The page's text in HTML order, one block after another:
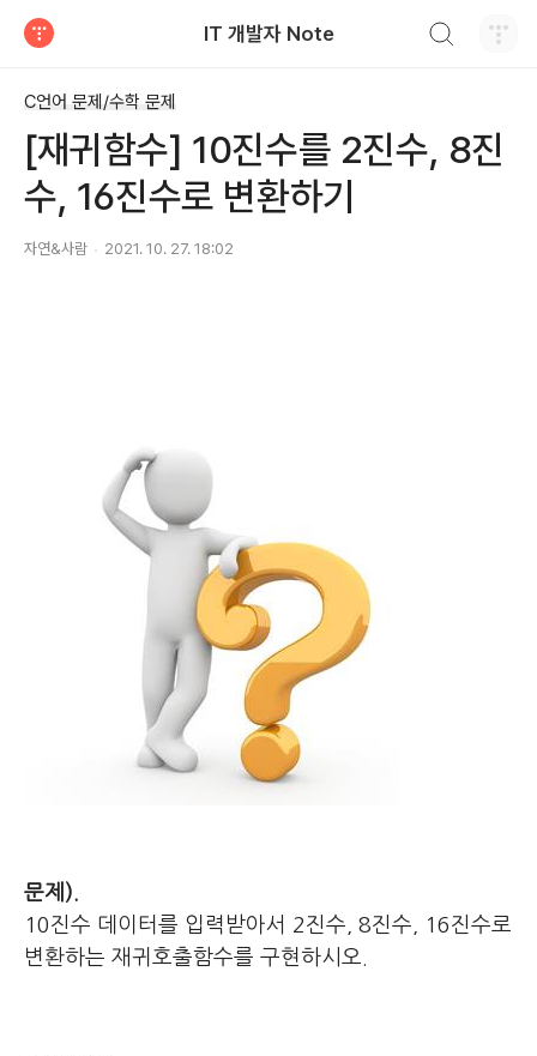
IT 개발자 Note
C언어 문제/수학 문제
[재귀함수] 10진수를 2진수, 8진
수, 16진수로 변환하기
자연&사람 2021. 10. 27. 18:02
문제).
10진수 데이터를 입력받아서 2진수, 8진수, 16진수로
변환하는 재귀호출함수를 구현하시오.